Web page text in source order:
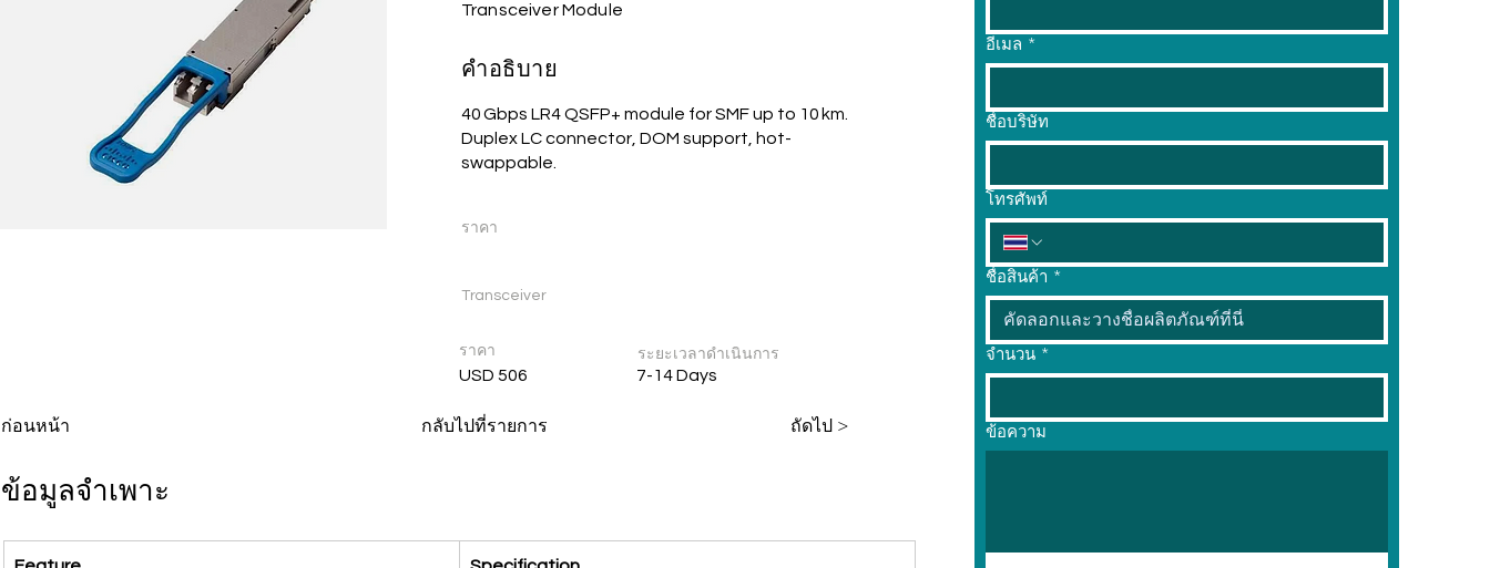
Transceiver Module
คำอธิบาย
40 Gbps LR4 QSFP+ module for SMF up to 10 km.
Duplex LC connector, DOM support, hot-
swappable.
ราคา
Transceiver
ราคา
USD 506
ระยะเวลาดำเนินการ
7-14 Days
ก่อนหน้า กลับไปที่รายการ ถัดไป >
ข้อมูลจำเพาะ
อีเมล *
ชื่อบริษัท
โทรศัพท์
ชื่อสินค้า *
จำนวน *
ข้อความ